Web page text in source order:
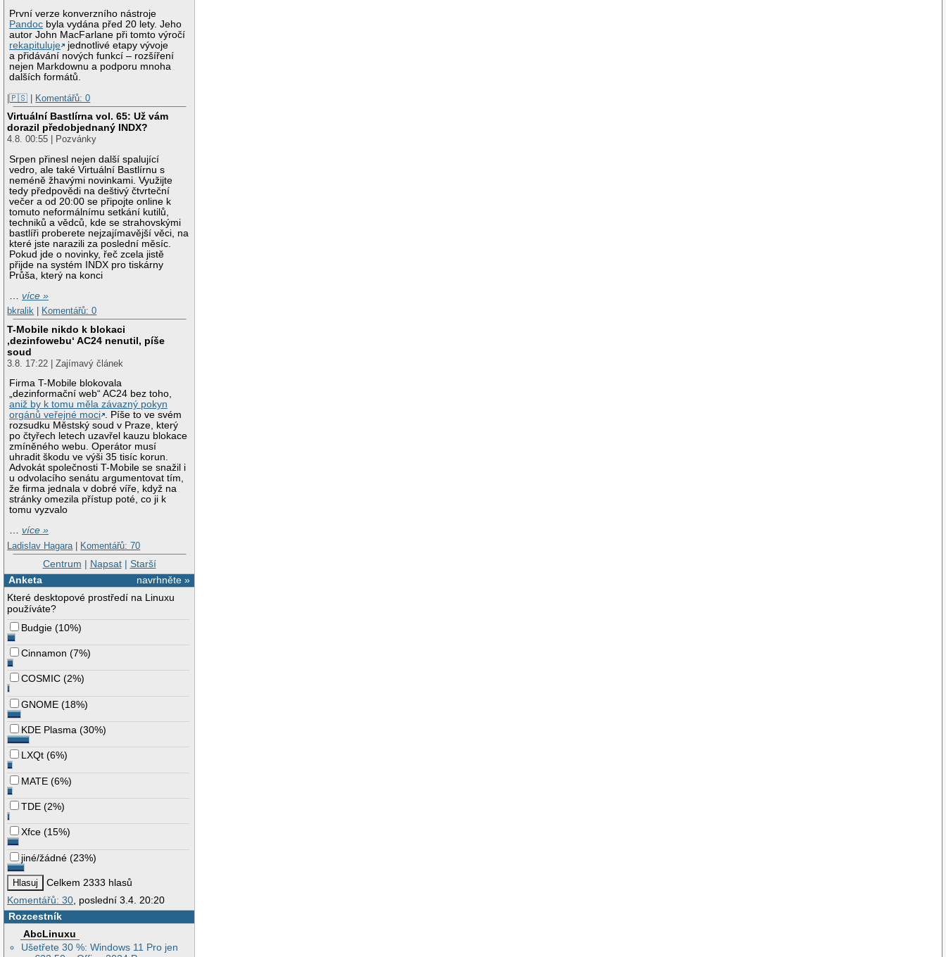
První verze konverzního nástroje
Pandoc byla vydána před 20 lety. Jeho
autor John MacFarlane při tomto výročí
rekapituluje
jednotlivé etapy vývoje
a přidávání nových funkcí – rozšíření
nejen Markdownu a podporu mnoha
dalších formátů.
|🇵🇸 | Komentářů: 0
Virtuální Bastlírna vol. 65: Už vám
dorazil předobjednaný INDX?
4.8. 00:55 | Pozvánky
Srpen přinesl nejen další spalující
vedro, ale také Virtuální Bastlírnu s
neméně žhavými novinkami. Využijte
tedy předpovědi na deštivý čtvrteční
večer a od 20:00 se připojte online k
tomuto neformálnímu setkání kutilů,
techniků a vědců, kde se strahovskými
bastlíři proberete nejzajímavější věci, na
které jste narazili za poslední měsíc.
Pokud jde o novinky, řeč zcela jistě
přijde na systém INDX pro tiskárny
Průša, který na konci
…více »
bkralik
Komentářů: 0
T-Mobile nikdo k blokaci
‚dezinfowebu‘ AC24 nenutil, píše
soud
3.8. 17:22 | Zajímavý článek
Firma T-Mobile blokovala
„dezinformační web“ AC24 bez toho,
aniž by k tomu měla závazný pokyn
orgánů veřejné moci . Píše to ve svém
rozsudku Městský soud v Praze, který
po čtyřech letech uzavřel kauzu blokace
zmíněného webu. Operátor musí
uhradit škodu ve výši 35 tisíc korun.
Advokát společnosti T-Mobile se snažil i
u odvolacího senátu argumentovat tím,
že firma jednala v dobré víře, když na
stránky omezila přístup poté, co ji k
tomu vyzvalo
…více »
Ladislav Hagara | Komentářů: 70
Centrum | Napsat| Starší
navrhněte »
Anketa
Které desktopové prostředí na Linuxu
používáte?
Budgie (10%)
Cinnamon (7%)
COSMIC (2%)
GNOME (18%)
KDE Plasma (30%)
LXQt (6%)
MATE (6%)
TDE (2%)
Xfce (15%)
jiné/žádné (23%)
Celkem 2333 hlasů
Komentářů: 30, poslední 3.4. 20:20
Rozcestník
AbcLinuxu
Ušetřete 30 %: Windows 11 Pro jen